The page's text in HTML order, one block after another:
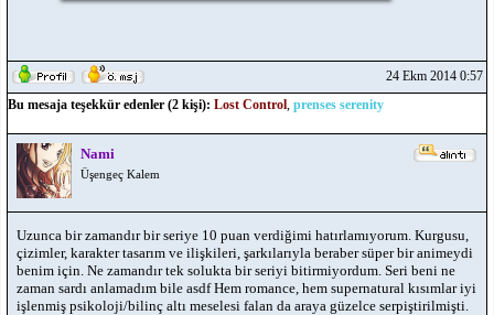
24 Ekm 2014 0:57
Bu mesaja teşekkür edenler (2 kişi): Lost Control prenses serenity
Nami
Üşengeç Kalem
Uzunca bir zamandır bir seriye 10 puan verdiğimi hatırlamıyorum. Kurgusu,
çizimler, karakter tasarım ve ilişkileri, şarkılarıyla beraber süper bir animeydi
benim için. Ne zamandır tek solukta bir seriyi bitirmiyordum. Seri beni ne
zaman sardı anlamadım bile asdf Hem romance, hem supernatural kısımlar iyi
işlenmiş psikoloji/bilinç altı meselesi falan da araya güzelce serpiştirilmişti.